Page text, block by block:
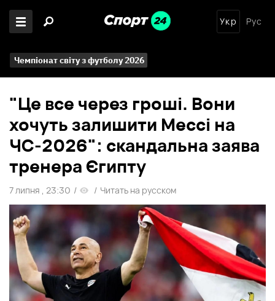
Укр Рус
Чемпіонат світу з футболу 2026
"Це все через гроші. Вони
хочуть залишити Мессі на
ЧС-2026": скандальна заява
тренера Єгипту
7 липня , 23:30 / / Читать на русском